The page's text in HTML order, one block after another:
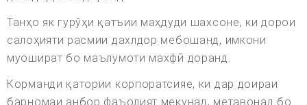
Танҳо як гурӯҳи қатъии маҳдуди шахсоне, ки дорои
салоҳияти расмии дахлдор мебошанд, имкони
муошират бо маълумоти махфӣ доранд.
Корманди қатории корпоратсияе, ки дар доираи
барномаи анбор фаъолият мекунад, метавонад бо